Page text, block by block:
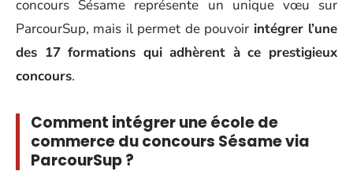
concours Sésame représente un unique vœu sur
ParcourSup, mais il permet de pouvoir intégrer l’une
des 17 formations qui adhèrent à ce prestigieux
concours.
Comment intégrer une école de
commerce du concours Sésame via
ParcourSup ?